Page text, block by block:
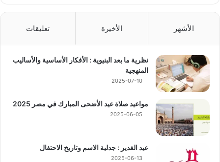
الأشهر الأخيرة تعليقات
نظرية ما بعد البنيوية : الأفكار الأساسية والأساليب
المنهجية
2025-07-10
مواعيد صلاة عيد الأضحى المبارك في مصر 2025
2025-06-05
عيد الغدير : جدلية الاسم وتاريخ الاحتفال
2025-06-13